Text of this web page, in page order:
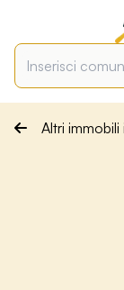
Altri